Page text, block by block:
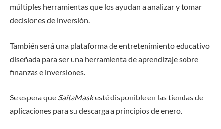
múltiples herramientas que los ayudan a analizar y tomar
decisiones de inversión.
También será una plataforma de entretenimiento educativo
diseñada para ser una herramienta de aprendizaje sobre
finanzas e inversiones.
Se espera que SaitaMaskesté disponible en las tiendas de
aplicaciones para su descarga a principios de enero.